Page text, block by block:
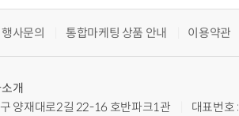
행사문의 통합마케팅 상품 안내 이용약관
개
양재대로2길 22-16 호반파크1관
대표번